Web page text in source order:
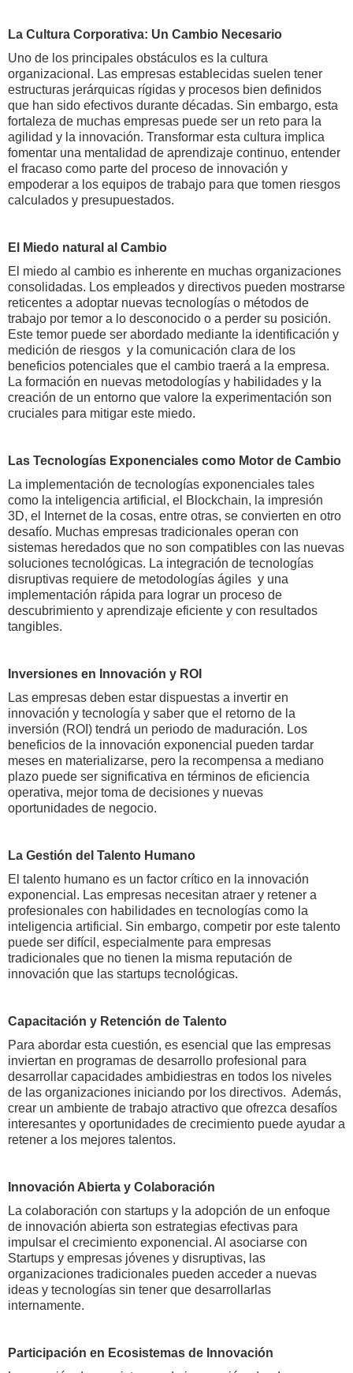
La Cultura Corporativa: Un Cambio Necesario
Uno de los principales obstáculos es la cultura
organizacional. Las empresas establecidas suelen tener
estructuras jerárquicas rígidas y procesos bien definidos
que han sido efectivos durante décadas. Sin embargo, esta
fortaleza de muchas empresas puede ser un reto para la
agilidad y la innovación. Transformar esta cultura implica
fomentar una mentalidad de aprendizaje continuo, entender
el fracaso como parte del proceso de innovación y
empoderar a los equipos de trabajo para que tomen riesgos
calculados y presupuestados.
El Miedo natural al Cambio
El miedo al cambio es inherente en muchas organizaciones
consolidadas. Los empleados y directivos pueden mostrarse
reticentes a adoptar nuevas tecnologías o métodos de
trabajo por temor a lo desconocido o a perder su posición.
Este temor puede ser abordado mediante la identificación y
medición de riesgos y la comunicación clara de los
beneficios potenciales que el cambio traerá a la empresa.
La formación en nuevas metodologías y habilidades y la
creación de un entorno que valore la experimentación son
cruciales para mitigar este miedo.
Las Tecnologías Exponenciales como Motor de Cambio
La implementación de tecnologías exponenciales tales
como la inteligencia artificial, el Blockchain, la impresión
3D, el Internet de la cosas, entre otras, se convierten en otro
desafío. Muchas empresas tradicionales operan con
sistemas heredados que no son compatibles con las nuevas
soluciones tecnológicas. La integración de tecnologías
disruptivas requiere de metodologías ágiles y una
implementación rápida para lograr un proceso de
descubrimiento y aprendizaje eficiente y con resultados
tangibles.
Inversiones en Innovación y ROI
Las empresas deben estar dispuestas a invertir en
innovación y tecnología y saber que el retorno de la
inversión (ROI) tendrá un periodo de maduración. Los
beneficios de la innovación exponencial pueden tardar
meses en materializarse, pero la recompensa a mediano
plazo puede ser significativa en términos de eficiencia
operativa, mejor toma de decisiones y nuevas
oportunidades de negocio.
La Gestión del Talento Humano
El talento humano es un factor crítico en la innovación
exponencial. Las empresas necesitan atraer y retener a
profesionales con habilidades en tecnologías como la
inteligencia artificial. Sin embargo, competir por este talento
puede ser difícil, especialmente para empresas
tradicionales que no tienen la misma reputación de
innovación que las startups tecnológicas.
Capacitación y Retención de Talento
Para abordar esta cuestión, es esencial que las empresas
inviertan en programas de desarrollo profesional para
desarrollar capacidades ambidiestras en todos los niveles
de las organizaciones iniciando por los directivos. Además,
crear un ambiente de trabajo atractivo que ofrezca desafíos
interesantes y oportunidades de crecimiento puede ayudar a
retener a los mejores talentos.
Innovación Abierta y Colaboración
La colaboración con startups y la adopción de un enfoque
de innovación abierta son estrategias efectivas para
impulsar el crecimiento exponencial. Al asociarse con
Startups y empresas jóvenes y disruptivas, las
organizaciones tradicionales pueden acceder a nuevas
ideas y tecnologías sin tener que desarrollarlas
internamente.
Participación en Ecosistemas de Innovación